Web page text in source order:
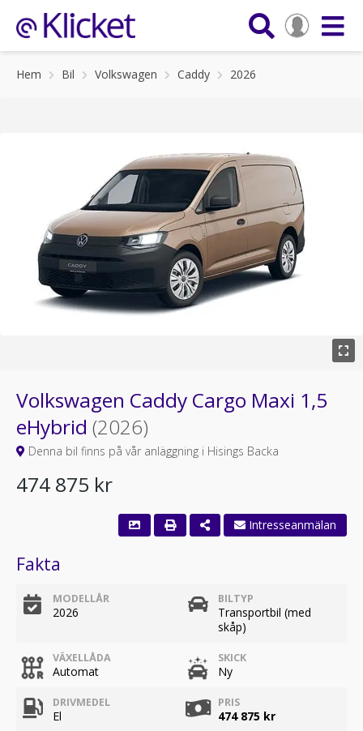
Hem Bil Volkswagen Caddy 2026
Volkswagen Caddy Cargo Maxi 1,5
eHybrid (2026)
Denna bil finns på vår anläggning i Hisings Backa
474 875 kr
Intresseanmälan
Fakta
MODELLÅR
2026
BILTYP
Transportbil (med
skåp)
VÄXELLÅDA
Automat
SKICK
Ny
DRIVMEDEL
El
PRIS
474 875 kr